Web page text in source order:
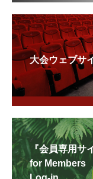
大会ウェブサ
『会員専用サ
for Members